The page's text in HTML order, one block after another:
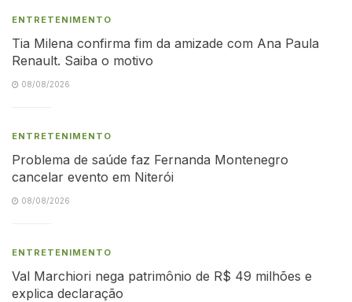
ENTRETENIMENTO
Tia Milena confirma fim da amizade com Ana Paula
Renault. Saiba o motivo
08/08/2026
ENTRETENIMENTO
Problema de saúde faz Fernanda Montenegro
cancelar evento em Niterói
08/08/2026
ENTRETENIMENTO
Val Marchiori nega patrimônio de R$ 49 milhões e
explica declaração